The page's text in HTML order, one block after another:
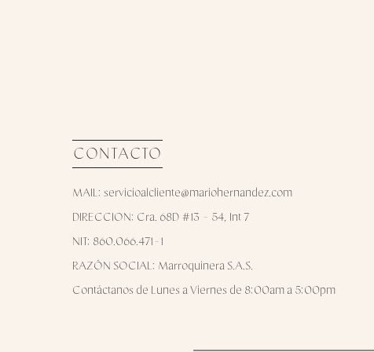
CONTACTO
MAIL: servicioalcliente@mariohernandez.com
DIRECCION: Cra. 68D #13 - 54, Int 7
NIT: 860.066.471-1
RAZÓN SOCIAL: Marroquinera S.A.S.
Contáctanos de Lunes a Viernes de 8:00am a 5:00pm